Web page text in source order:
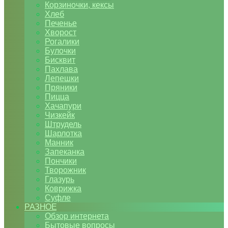
Корзиночки, кексы
Хлеб
Печенье
Хворост
Рогалики
Булочки
Бисквит
Пахлава
Лепешки
Пряники
Пицца
Хачапури
Чизкейк
Штрудель
Шарлотка
Манник
Запеканка
Пончики
Творожник
Глазурь
Коврижка
Суфле
РАЗНОЕ
Обзор интернета
Бытовые вопросы